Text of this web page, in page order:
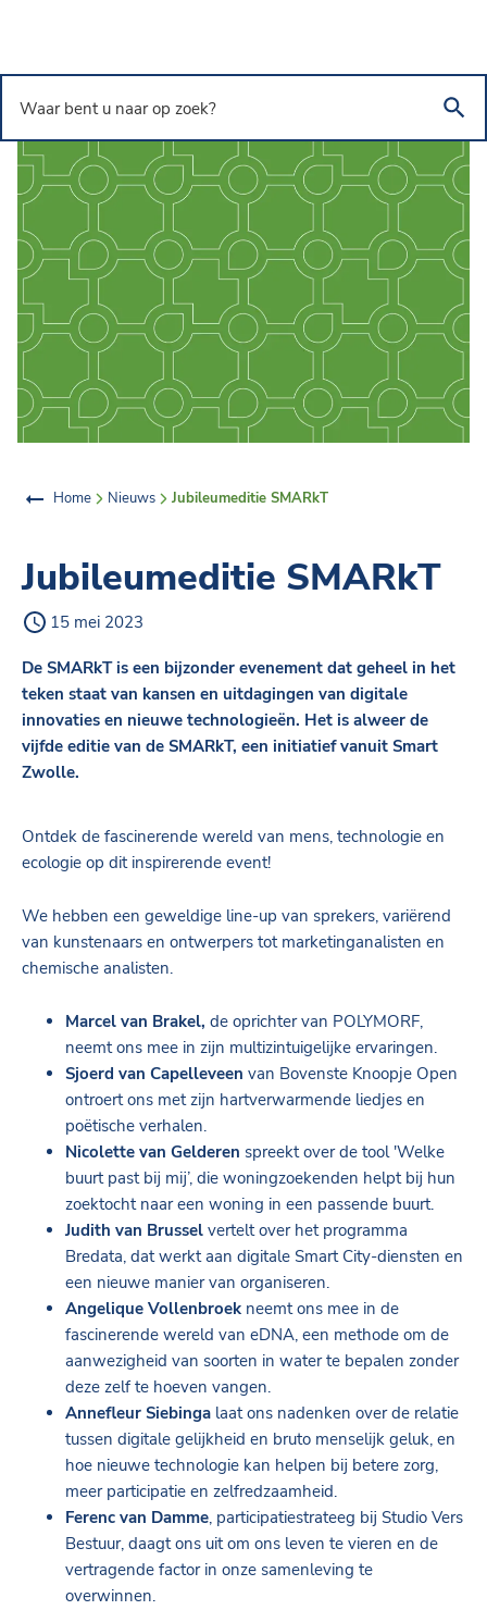
Home Nieuws Jubileumeditie SMARkT
Jubileumeditie SMARkT
15 mei 2023
De SMARkT is een bijzonder evenement dat geheel in het
teken staat van kansen en uitdagingen van digitale
innovaties en nieuwe technologieën. Het is alweer de
vijfde editie van de SMARkT, een initiatief vanuit Smart
Zwolle.
Ontdek de fascinerende wereld van mens, technologie en
ecologie op dit inspirerende event!
We hebben een geweldige line-up van sprekers, variërend
van kunstenaars en ontwerpers tot marketinganalisten en
chemische analisten.
Marcel van Brakel, de oprichter van POLYMORF,
neemt ons mee in zijn multizintuigelijke ervaringen.
Sjoerd van Capelleveen van Bovenste Knoopje Open
ontroert ons met zijn hartverwarmende liedjes en
poëtische verhalen.
Nicolette van Gelderen spreekt over de tool 'Welke
buurt past bij mij’, die woningzoekenden helpt bij hun
zoektocht naar een woning in een passende buurt.
Judith van Brussel vertelt over het programma
Bredata, dat werkt aan digitale Smart City-diensten en
een nieuwe manier van organiseren.
Angelique Vollenbroek neemt ons mee in de
fascinerende wereld van eDNA, een methode om de
aanwezigheid van soorten in water te bepalen zonder
deze zelf te hoeven vangen.
Annefleur Siebinga laat ons nadenken over de relatie
tussen digitale gelijkheid en bruto menselijk geluk, en
hoe nieuwe technologie kan helpen bij betere zorg,
meer participatie en zelfredzaamheid.
Ferenc van Damme, participatiestrateeg bij Studio Vers
Bestuur, daagt ons uit om ons leven te vieren en de
vertragende factor in onze samenleving te
overwinnen.